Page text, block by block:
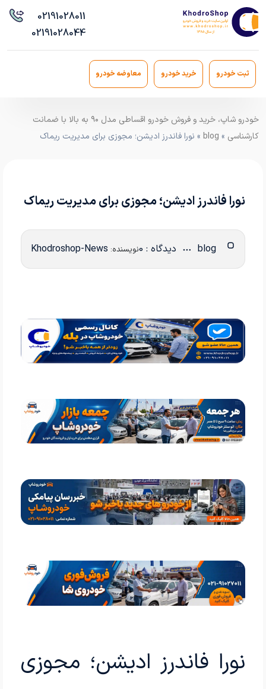
02191028011
02191028044
ثبت خودرو خرید خودرو معاوضه خودرو
خودرو شاپ، خرید و فروش خودرو اقساطی مدل ۹۰ به بالا با ضمانت
کارشناسی »
blog » نورا فاندرز ادیشن؛ مجوزی برای مدیریت ریماک
نورا فاندرز ادیشن؛ مجوزی برای مدیریت ریماک
دیدگاه : 0 نویسنده: Khodroshop-News
نورا فاندرز ادیشن؛ مجوزی